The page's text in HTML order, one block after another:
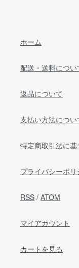
ホーム
配送・送料につい
返品について
支払い方法につい
特定商取引法に
プライバシーポリ
RSS / ATOM
マイアカウント
カートを見る